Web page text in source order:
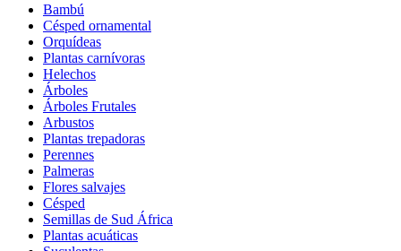
Bambú
Césped ornamental
Orquídeas
Plantas carnívoras
Helechos
Árboles
Árboles Frutales
Arbustos
Plantas trepadoras
Perennes
Palmeras
Flores salvajes
Césped
Semillas de Sud África
Plantas acuáticas